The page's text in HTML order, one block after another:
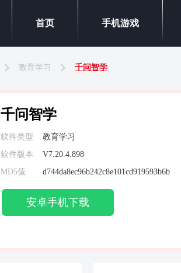
首页 手机游戏
教育学习 千问智学
千问智学
软件类型 教育学习
软件版本
V7.20.4.898
MD5值
d744da8ec96b242c8e101cd919593b6b
安卓手机下载